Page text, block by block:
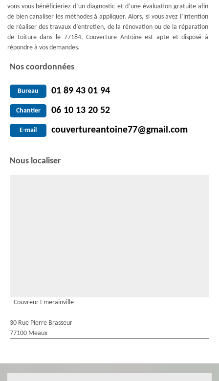
vous vous bénéficieriez d’un diagnostic et d’une évaluation gratuite afin
de bien canaliser les méthodes à appliquer. Alors, si vous avez l’intention
de réaliser des travaux d’entretien, de la rénovation ou de la réparation
de toiture dans le 77184, Couverture Antoine est apte et disposé à
répondre à vos demandes.
Nos coordonnées
Bureau 01 89 43 01 94
Chantier 06 10 13 20 52
E-mail couvertureantoine77@gmail.com
Nous localiser
Couvreur Emerainville
30 Rue Pierre Brasseur
77100 Meaux